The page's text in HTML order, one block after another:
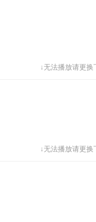
↓无法播放请更换
↓无法播放请更换